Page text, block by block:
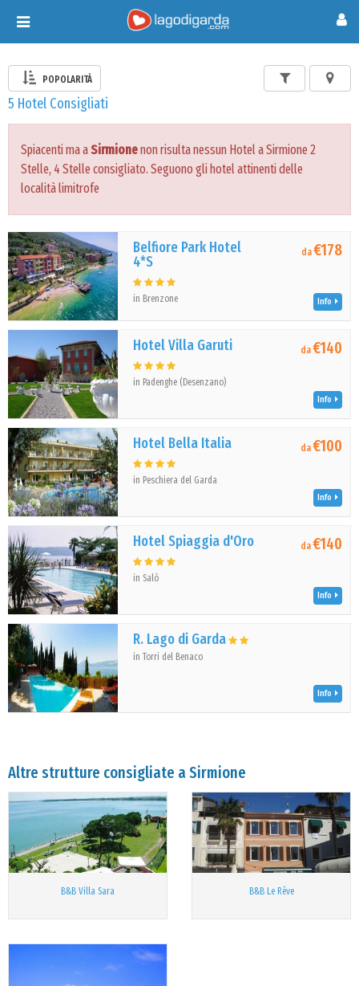
Toggle
navigation
POPOLARITÀ
5 Hotel Consigliati
Spiacenti ma aSirmionenon risulta nessun Hotel a Sirmione 2
Stelle, 4 Stelle consigliato. Seguono gli hotel attinenti delle
località limitrofe
Belfiore Park Hotel
4*S
in Brenzone
da€178
Info
Hotel Villa Garuti
in Padenghe (Desenzano)
da€140
Info
Hotel Bella Italia
in Peschiera del Garda
da€100
Info
Hotel Spiaggia d'Oro
in Salò
da€140
Info
R. Lago di Garda
in Torri del Benaco
Info
Altre strutture consigliate a Sirmione
B&B Villa Sara B&B Le Rêve